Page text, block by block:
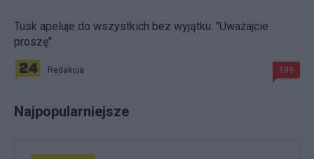
Tusk apeluje do wszystkich bez wyjątku. "Uważajcie
proszę"
Redakcja 199
Najpopularniejsze